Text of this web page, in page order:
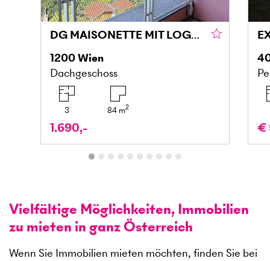
DG MAISONETTE MIT LOGGIA UND GRÜNBLICK IN DONAU NÄHE
1200Wien
Dachgeschoss
3 84m2
1.690,- €
Vielfältige Möglichkeiten, Immobilien
zu mieten in ganz Österreich
Wenn Sie Immobilien mieten möchten, finden Sie bei